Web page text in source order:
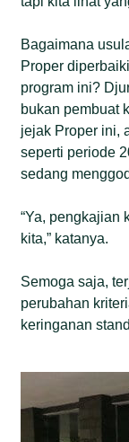
Bagaimana
Proper
program ini?
bukan pembuat
jejak Proper ini,
seperti periode
sedang
“Ya, pengkajian
kita,” katanya.
Semoga saja,
perubahan
keringanan